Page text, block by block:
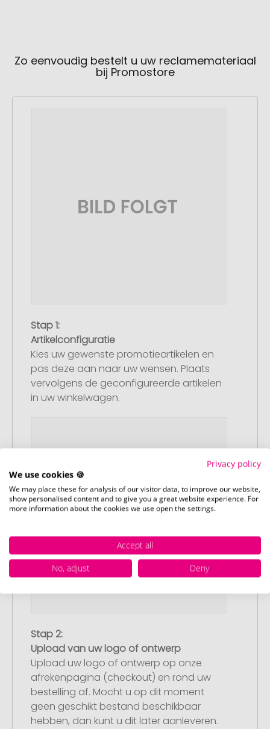
Zo eenvoudig bestelt u uw reclamemateriaal
bij Promostore
Stap 1:
Artikelconfiguratie
Kies uw gewenste promotieartikelen en
pas deze aan naar uw wensen. Plaats
vervolgens de geconfigureerde artikelen
in uw winkelwagen.
Stap 2:
Upload van uw logo of ontwerp
Upload uw logo of ontwerp op onze
afrekenpagina (checkout) en rond uw
bestelling af. Mocht u op dit moment
geen geschikt bestand beschikbaar
hebben, dan kunt u dit later aanleveren.
Privacy policy
We use cookies 🍪
We may place these for analysis of our visitor data, to improve our website,
show personalised content and to give you a great website experience. For
more information about the cookies we use open the settings.
Accept all
No, adjust
Deny